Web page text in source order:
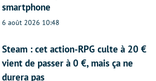
smartphone
6 août 2026 10:48
Steam : cet action-RPG culte à 20 €
vient de passer à 0 €, mais ça ne
durera pas